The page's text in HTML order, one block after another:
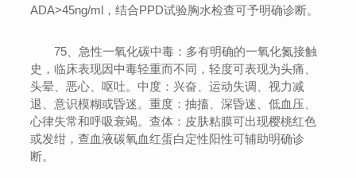
ADA>45ng/ml，结合PPD试验胸水检查可予明确诊断。
75、急性一氧化碳中毒：多有明确的一氧化氮接触
史，临床表现因中毒轻重而不同，轻度可表现为头痛、
头晕、恶心、呕吐。中度：兴奋、运动失调、视力减
退、意识模糊或昏迷。重度：抽搐、深昏迷、低血压、
心律失常和呼吸衰竭。查体：皮肤粘膜可出现樱桃红色
或发绀，查血液碳氧血红蛋白定性阳性可辅助明确诊
断。